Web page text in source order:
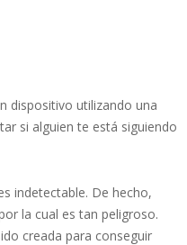
dispositivo utilizando una
si alguien te está siguiendo
indetectable. De hecho,
la cual es tan peligroso.
creada para conseguir